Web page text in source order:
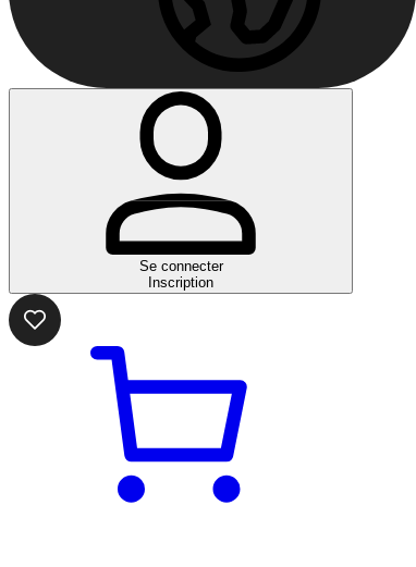
Se connecter
Inscription